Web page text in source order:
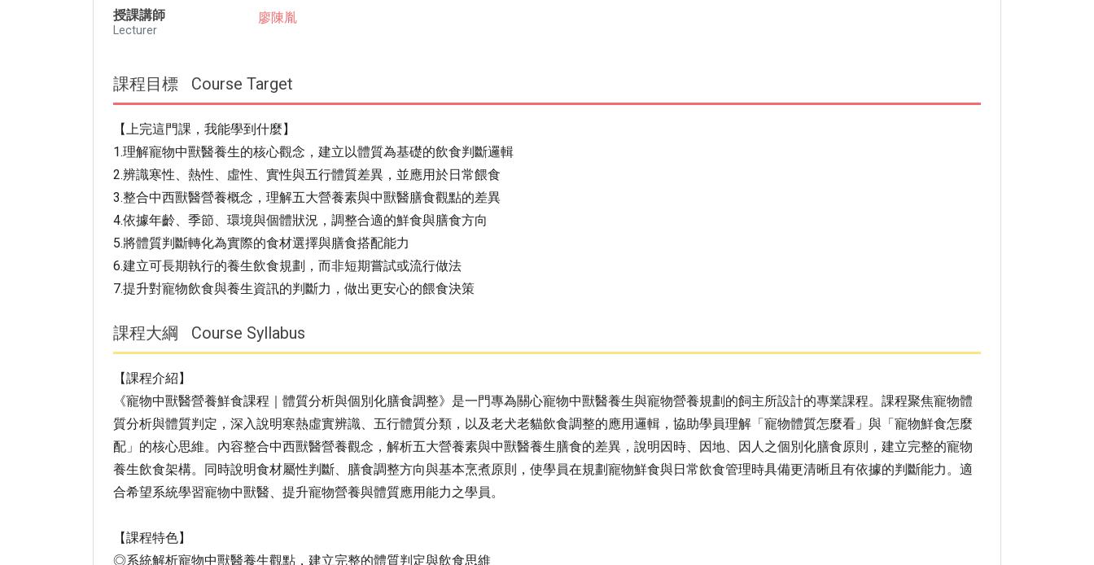
授課講師
Lecturer
廖陳胤
課程目標 Course Target
【上完這門課，我能學到什麼】
1.理解寵物中獸醫養生的核心觀念，建立以體質為基礎的飲食判斷邏輯
2.辨識寒性、熱性、虛性、實性與五行體質差異，並應用於日常餵食
3.整合中西獸醫營養概念，理解五大營養素與中獸醫膳食觀點的差異
4.依據年齡、季節、環境與個體狀況，調整合適的鮮食與膳食方向
5.將體質判斷轉化為實際的食材選擇與膳食搭配能力
6.建立可長期執行的養生飲食規劃，而非短期嘗試或流行做法
7.提升對寵物飲食與養生資訊的判斷力，做出更安心的餵食決策
課程大綱 Course Syllabus
【課程介紹】
《寵物中獸醫營養鮮食課程｜體質分析與個別化膳食調整》是一門專為關心寵物中獸醫養生與寵物營養規劃的飼主所設計的專業課程。課程聚焦寵物體
質分析與體質判定，深入說明寒熱虛實辨識、五行體質分類，以及老犬老貓飲食調整的應用邏輯，協助學員理解「寵物體質怎麼看」與「寵物鮮食怎麼
配」的核心思維。內容整合中西獸醫營養觀念，解析五大營養素與中獸醫養生膳食的差異，說明因時、因地、因人之個別化膳食原則，建立完整的寵物
養生飲食架構。同時說明食材屬性判斷、膳食調整方向與基本烹煮原則，使學員在規劃寵物鮮食與日常飲食管理時具備更清晰且有依據的判斷能力。適
合希望系統學習寵物中獸醫、提升寵物營養與體質應用能力之學員。
【課程特色】
◎系統解析寵物中獸醫養生觀點，建立完整的體質判定與飲食思維